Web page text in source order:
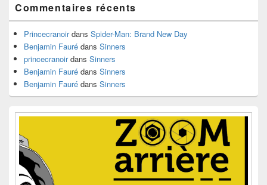
barre
latérale
Commentaires récents
Princecranoirdans Spider-Man: Brand New Day
Benjamin Fauré dans Sinners
princecranoirdans Sinners
Benjamin Fauré dans Sinners
Benjamin Fauré dans Sinners